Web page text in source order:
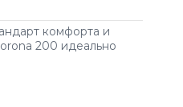
комфорта и
200 идеально